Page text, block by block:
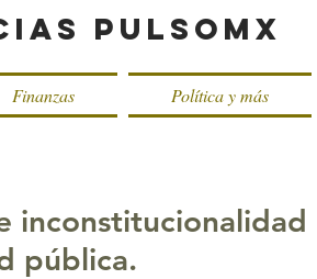
PulsoMX
Finanzas Política y más
inconstitucionalidad
pública.